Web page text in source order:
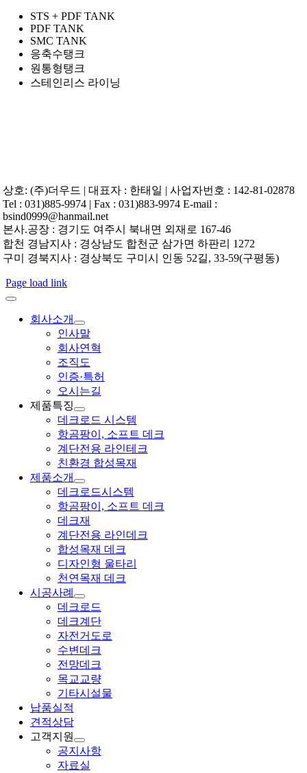
STS + PDF TANK
PDF TANK
SMC TANK
응축수탱크
원통형탱크
스테인리스 라이닝
상호: (주)더우드 | 대표자 : 한태일 | 사업자번호 : 142-81-02878
Tel : 031)885-9974 | Fax : 031)883-9974 E-mail :
bsind0999@hanmail.net
본사.공장 : 경기도 여주시 북내면 외재로 167-46
합천 경남지사 : 경상남도 합천군 삼가면 하판리 1272
구미 경북지사 : 경상북도 구미시 인동 52길, 33-59(구평동)
Page load link
회사소개
인사말
회사연혁
조직도
인증·특허
오시는길
제품특징
데크로드 시스템
항곰팡이, 소프트 데크
계단전용 라인테크
친환경 합성목재
제품소개
데크로드시스템
항곰팡이, 소프트 데크
데크재
계단전용 라인데크
합성목재 데크
디자인형 울타리
천연목재 데크
시공사례
데크로드
데크계단
자전거도로
수변데크
전망데크
목교교량
기타시설물
납품실적
견적상담
고객지원
공지사항
자료실